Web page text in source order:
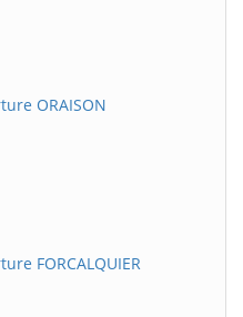
ORAISON
FORCALQUIER